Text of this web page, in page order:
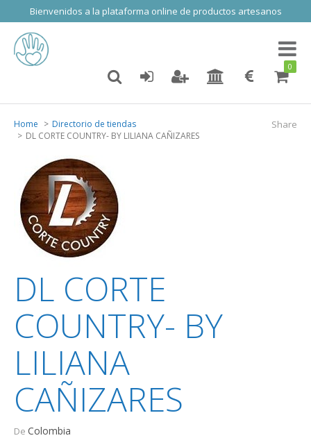
Bienvenidos a la plataforma online de productos artesanos
Toggle
0
Share
Home
Directorio de tiendas
DL CORTE COUNTRY- BY LILIANA CAÑIZARES
DL CORTE
COUNTRY- BY
LILIANA
CAÑIZARES
De Colombia